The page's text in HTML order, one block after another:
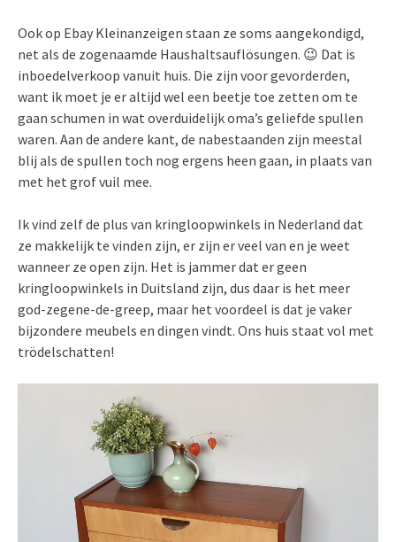
Ook op Ebay Kleinanzeigen staan ze soms aangekondigd,
net als de zogenaamde Haushaltsauflösungen. 😉 Dat is
inboedelverkoop vanuit huis. Die zijn voor gevorderden,
want ik moet je er altijd wel een beetje toe zetten om te
gaan schumen in wat overduidelijk oma’s geliefde spullen
waren. Aan de andere kant, de nabestaanden zijn meestal
blij als de spullen toch nog ergens heen gaan, in plaats van
met het grof vuil mee.
Ik vind zelf de plus van kringloopwinkels in Nederland dat
ze makkelijk te vinden zijn, er zijn er veel van en je weet
wanneer ze open zijn. Het is jammer dat er geen
kringloopwinkels in Duitsland zijn, dus daar is het meer
god-zegene-de-greep, maar het voordeel is dat je vaker
bijzondere meubels en dingen vindt. Ons huis staat vol met
trödelschatten!